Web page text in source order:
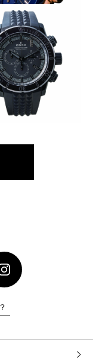
ショア1 クロノグラ
ティック
ジュエリー時計
ショア1 クロノグラ
本限定モデル